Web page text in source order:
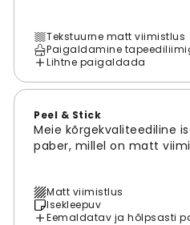
Tekstuurne matt viimistlus
Paigaldamine
Lihtne paigaldada
Peel & Stick
Meie kõrgekvaliteediline
paber, millel on matt
Matt viimistlus
Isekleepuv
Eemaldatav ja hõlpsasti